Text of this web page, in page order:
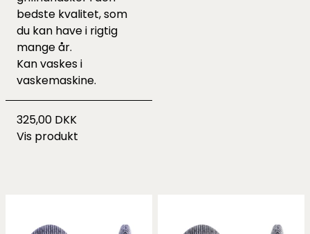
bedste kvalitet, som
du kan have i rigtig
mange år.
Kan vaskes i
vaskemaskine.
325,00 DKK
Vis produkt